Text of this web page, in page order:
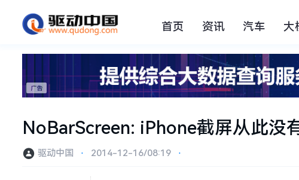
首页 资讯 汽车 大
NoBarScreen: iPhone截屏从此没
驱动中国 ⋅ 2014-12-16/08:19 ⋅